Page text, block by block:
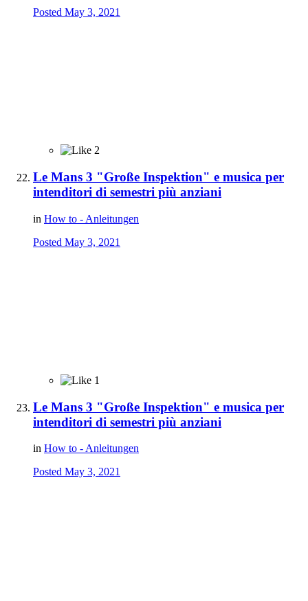
Posted May 3, 2021
2
Le Mans 3 "Große Inspektion" e musica per
intenditori di semestri più anziani
in How to - Anleitungen
Posted May 3, 2021
1
Le Mans 3 "Große Inspektion" e musica per
intenditori di semestri più anziani
in How to - Anleitungen
Posted May 3, 2021